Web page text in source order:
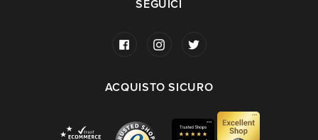
SEGUICI
ACQUISTO SICURO